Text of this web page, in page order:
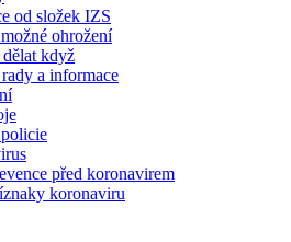
od složek IZS
ohrožení
když
a informace
před koronavirem
koronaviru